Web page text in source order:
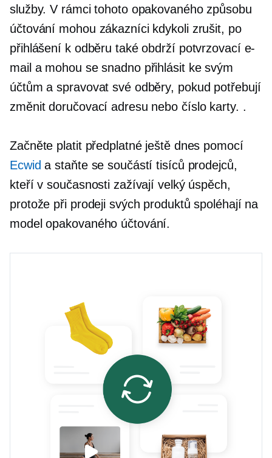
služby. V rámci tohoto opakovaného způsobu
účtování mohou zákazníci kdykoli zrušit, po
přihlášení k odběru také obdrží potvrzovací e-
mail a mohou se snadno přihlásit ke svým
účtům a spravovat své odběry, pokud potřebují
změnit doručovací adresu nebo číslo karty. .
Začněte platit předplatné ještě dnes pomocí
Ecwid a staňte se součástí tisíců prodejců,
kteří v současnosti zažívají velký úspěch,
protože při prodeji svých produktů spoléhají na
model opakovaného účtování.